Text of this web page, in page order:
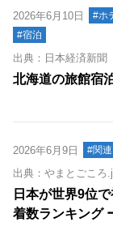
2026年6月10日 #ホ
#宿泊
出典：日本経済新聞
北海道の旅館宿
2026年6月9日 #関
出典：やまとごころ
日本が世界9位
着数ランキング